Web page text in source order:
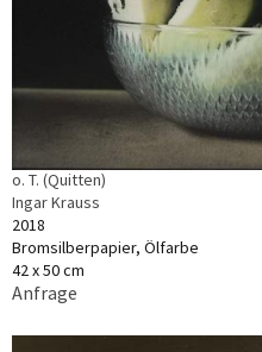
o. T. (Quitten)
Ingar Krauss
2018
Bromsilberpapier, Ölfarbe
42 x 50 cm
Anfrage